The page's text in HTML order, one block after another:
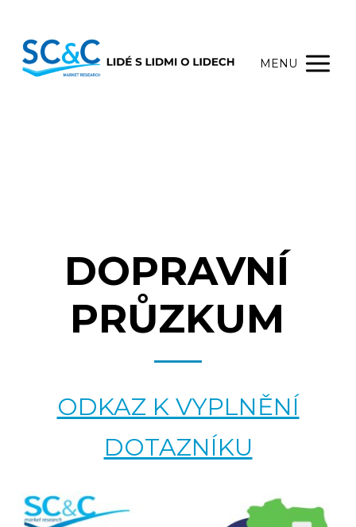
MENU
DOPRAVNÍ
PRŮZKUM
ODKAZ K VYPLNĚNÍ
DOTAZNÍKU